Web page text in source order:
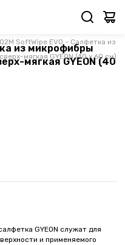
Q2M SoftWipe EVO - Салфетка из
мягкая GYEON (40 х 60 см)
из микрофибры
мягкая GYEON (40
GYEON служат для
и применяемого